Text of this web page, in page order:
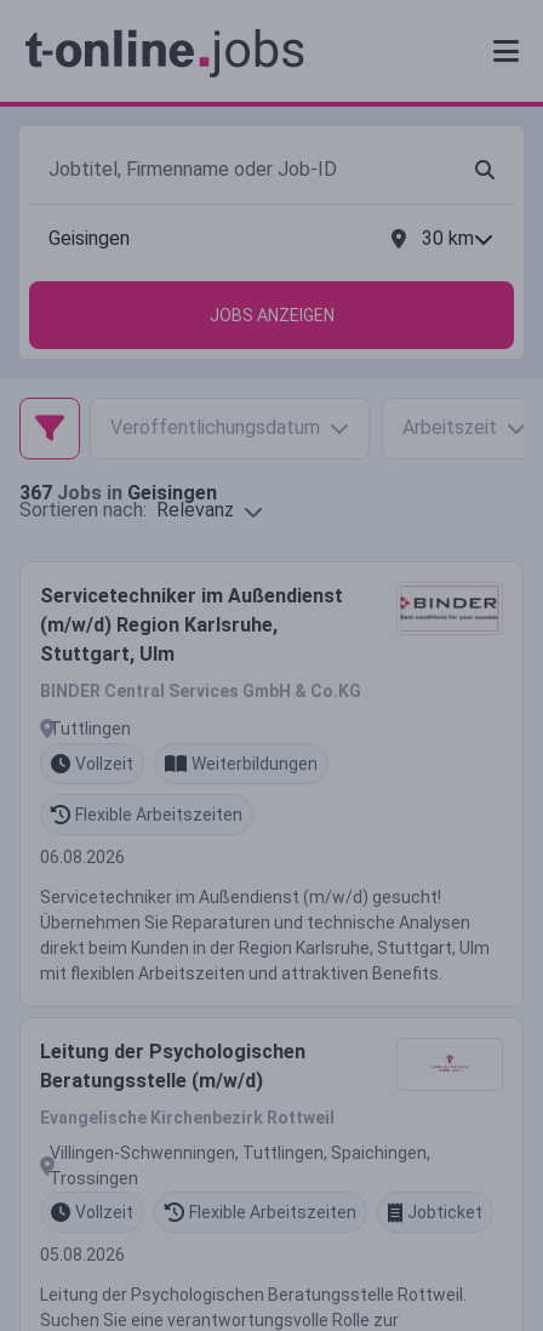
30 km
JOBS ANZEIGEN
Veröffentlichungsdatum Arbeitszeit
367 Jobs in Geisingen
Sortieren nach: Relevanz
Servicetechniker im Außendienst
(m/w/d) Region Karlsruhe,
Stuttgart, Ulm
BINDER Central Services GmbH & Co.KG
Tuttlingen
Vollzeit
Weiterbildungen
Flexible Arbeitszeiten
06.08.2026
Servicetechniker im Außendienst (m/w/d) gesucht!
Übernehmen Sie Reparaturen und technische Analysen
direkt beim Kunden in der Region Karlsruhe, Stuttgart, Ulm
mit flexiblen Arbeitszeiten und attraktiven Benefits.
Leitung der Psychologischen
Beratungsstelle (m/w/d)
Evangelische Kirchenbezirk Rottweil
Villingen-Schwenningen, Tuttlingen, Spaichingen,
Trossingen
Vollzeit
Flexible Arbeitszeiten Jobticket
05.08.2026
Leitung der Psychologischen Beratungsstelle Rottweil.
Suchen Sie eine verantwortungsvolle Rolle zur